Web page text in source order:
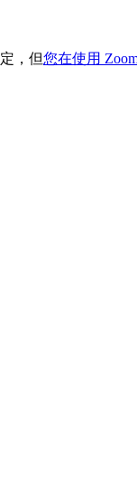
，但您在使用